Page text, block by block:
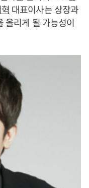
대표이사는 상장과
올리게 될 가능성이